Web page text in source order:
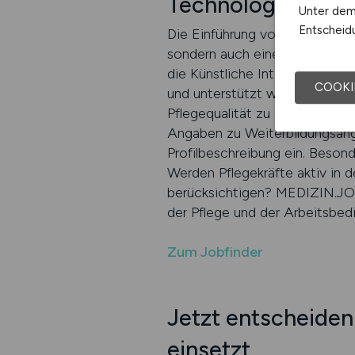
Die Einführung von
sondern auch eine Kultur des
die Künstliche Intelligenz
und unterstützt werden. Du
Pflegequalität zu erhöhen,
Angaben zu
Profilbeschreibung ein.
Werden Pflegekräfte aktiv in
berücksichtigen?
der Pflege und der
Zum Jobfinder
Jetzt
einsetzt
Unter